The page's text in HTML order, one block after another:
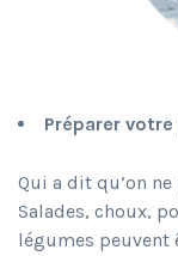
Préparer
Qui a dit qu’on
Salades, choux,
légumes peuvent